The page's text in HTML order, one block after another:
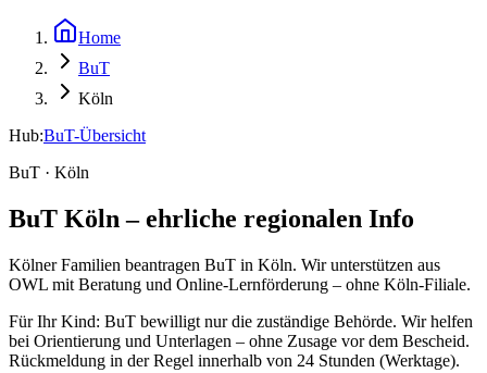
Home
BuT
Köln
Hub:BuT-Übersicht
BuT · Köln
BuT Köln – ehrliche regionalen Info
Kölner Familien beantragen BuT in Köln. Wir unterstützen aus
OWL mit Beratung und Online-Lernförderung – ohne Köln-Filiale.
Für Ihr Kind: BuT bewilligt nur die zuständige Behörde. Wir helfen
bei Orientierung und Unterlagen – ohne Zusage vor dem Bescheid.
Rückmeldung in der Regel innerhalb von 24 Stunden (Werktage).